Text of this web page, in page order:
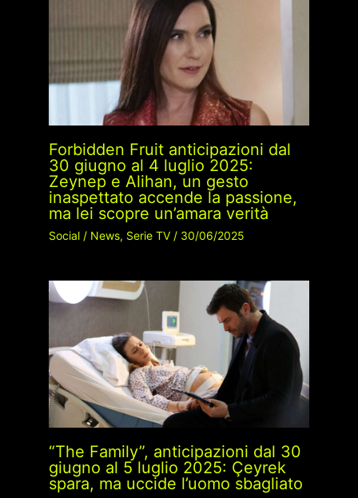
Forbidden Fruit anticipazioni dal
30 giugno al 4 luglio 2025:
Zeynep e Alihan, un gesto
inaspettato accende la passione,
ma lei scopre un’amara verità
Social/ News, Serie TV/ 30/06/2025
“The Family”, anticipazioni dal 30
giugno al 5 luglio 2025: Çeyrek
spara, ma uccide l’uomo sbagliato